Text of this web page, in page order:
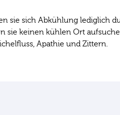
sie sich Abkühlung lediglich
sie keinen kühlen Ort
Apathie und Zittern.